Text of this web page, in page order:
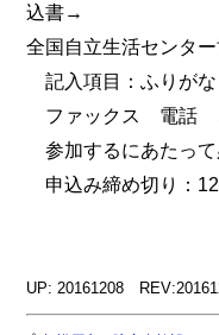
込書→
全国自立生活センタ
記入項目：ふりが
ファックス 電話
参加するにあたっ
申込み締め切り：12
UP: 20161208